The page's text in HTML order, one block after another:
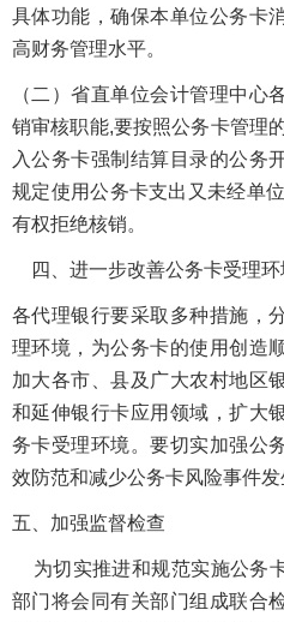
具体功能，确保本单位公务卡
高财务管理水平。
（二）省直单位会计管理中心
销审核职能,要按照公务卡管理
入公务卡强制结算目录的公务
规定使用公务卡支出又未经单
有权拒绝核销。
四、进一步改善公务卡受理环
各代理银行要采取多种措施，
理环境，为公务卡的使用创造
加大各市、县及广大农村地区
和延伸银行卡应用领域，扩大
务卡受理环境。要切实加强公
效防范和减少公务卡风险事件发
五、加强监督检查
为切实推进和规范实施公务
部门将会同有关部门组成联合